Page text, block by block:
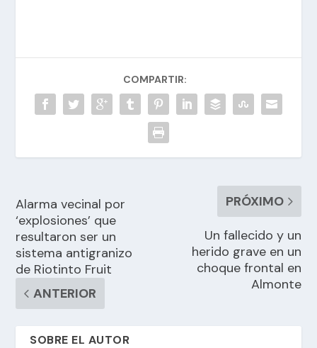
COMPARTIR:
Alarma vecinal por
‘explosiones’ que
resultaron ser un
sistema antigranizo
de Riotinto Fruit
ANTERIOR
PRÓXIMO
Un fallecido y un
herido grave en un
choque frontal en
Almonte
SOBRE EL AUTOR